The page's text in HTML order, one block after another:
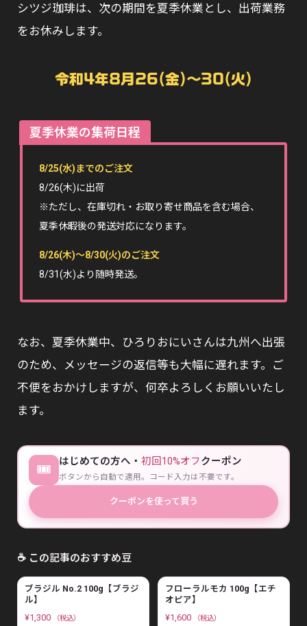
シツジ珈琲は、次の期間を夏季休業とし、出荷業務
をお休みします。
令和4年8月26(金)〜30(火)
夏季休業の集荷日程
8/25(水)までのご注文
8/26(木)に出荷
※ただし、在庫切れ・お取り寄せ商品を含む場合、
夏季休暇後の発送対応になります。
8/26(木)〜8/30(火)のご注文
8/31(水)より随時発送。
なお、夏季休業中、ひろりおにいさんは九州へ出張
のため、メッセージの返信等も大幅に遅れます。ご
不便をおかけしますが、何卒よろしくお願いいたし
ます。
🎟 はじめての方へ・初回10%オフクーポン
ボタンから自動で適用。コード入力は不要です。
クーポンを使って買う
☕ この記事のおすすめ豆
ブラジル No.2 100g【ブラジ
ル】
¥1,300 （税込）
フローラルモカ 100g【エチ
オピア】
¥1,600 （税込）